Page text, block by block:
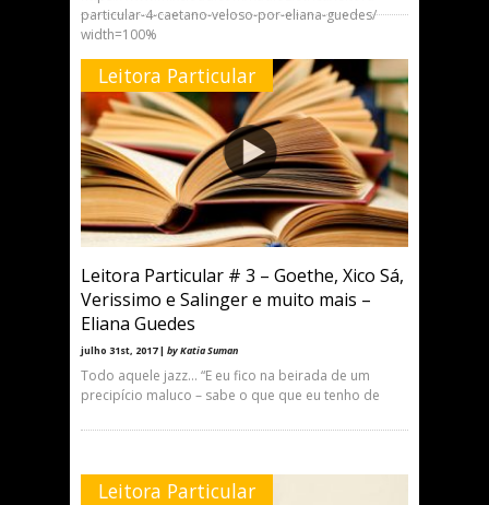
particular-4-caetano-veloso-por-eliana-guedes/
width=100%
Leitora Particular
Leitora Particular # 3 – Goethe, Xico Sá,
Verissimo e Salinger e muito mais –
Eliana Guedes
julho 31st, 2017 | by Katia Suman
Todo aquele jazz… “E eu fico na beirada de um
precipício maluco – sabe o que que eu tenho de
Leitora Particular